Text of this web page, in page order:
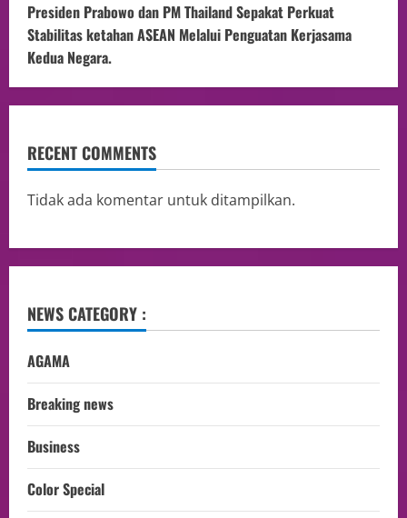
Presiden Prabowo dan PM Thailand Sepakat Perkuat
Stabilitas ketahan ASEAN Melalui Penguatan Kerjasama
Kedua Negara.
RECENT COMMENTS
Tidak ada komentar untuk ditampilkan.
NEWS CATEGORY :
AGAMA
Breaking news
Business
Color Special